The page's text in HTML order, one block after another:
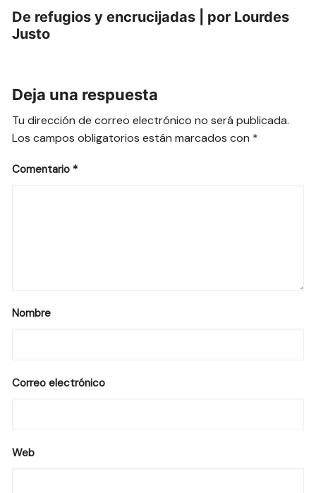
De refugios y encrucijadas | por Lourdes
Justo
Deja una respuesta
Tu dirección de correo electrónico no será publicada.
Los campos obligatorios están marcados con *
Comentario *
Nombre
Correo electrónico
Web